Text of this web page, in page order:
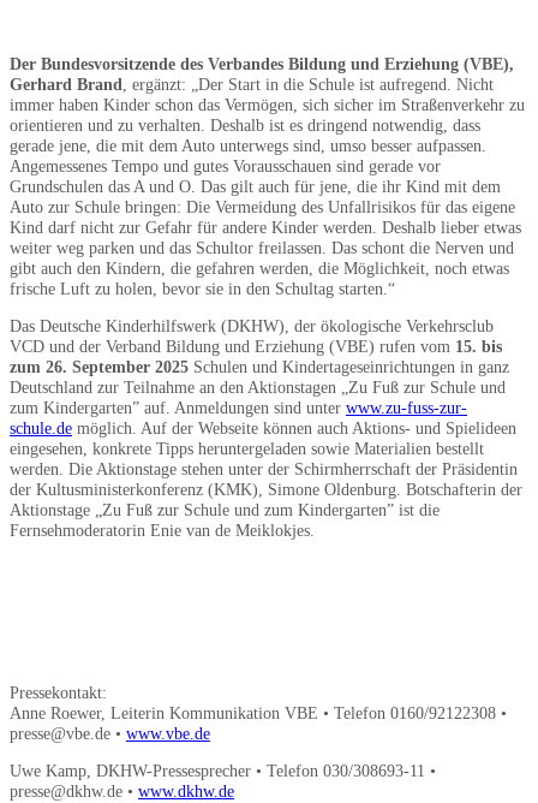
Der Bundesvorsitzende des Verbandes Bildung und Erziehung (VBE),
Gerhard Brand , ergänzt: „Der Start in die Schule ist aufregend. Nicht
immer haben Kinder schon das Vermögen, sich sicher im Straßenverkehr zu
orientieren und zu verhalten. Deshalb ist es dringend notwendig, dass
gerade jene, die mit dem Auto unterwegs sind, umso besser aufpassen.
Angemessenes Tempo und gutes Vorausschauen sind gerade vor
Grundschulen das A und O. Das gilt auch für jene, die ihr Kind mit dem
Auto zur Schule bringen: Die Vermeidung des Unfallrisikos für das eigene
Kind darf nicht zur Gefahr für andere Kinder werden. Deshalb lieber etwas
weiter weg parken und das Schultor freilassen. Das schont die Nerven und
gibt auch den Kindern, die gefahren werden, die Möglichkeit, noch etwas
frische Luft zu holen, bevor sie in den Schultag starten.“
Das Deutsche Kinderhilfswerk (DKHW), der ökologische Verkehrsclub
VCD und der Verband Bildung und Erziehung (VBE) rufen vom 15. bis
zum 26. September 2025 Schulen und Kindertageseinrichtungen in ganz
Deutschland zur Teilnahme an den Aktionstagen „Zu Fuß zur Schule und
zum Kindergarten” auf. Anmeldungen sind unter www.zu-fuss-zur-
schule.de möglich. Auf der Webseite können auch Aktions- und Spielideen
eingesehen, konkrete Tipps heruntergeladen sowie Materialien bestellt
werden. Die Aktionstage stehen unter der Schirmherrschaft der Präsidentin
der Kultusministerkonferenz (KMK), Simone Oldenburg. Botschafterin der
Aktionstage „Zu Fuß zur Schule und zum Kindergarten” ist die
Fernsehmoderatorin Enie van de Meiklokjes.
Pressekontakt:
Anne Roewer, Leiterin Kommunikation VBE • Telefon 0160/92122308 •
presse@vbe.de • www.vbe.de
Uwe Kamp, DKHW-Pressesprecher • Telefon 030/308693-11 •
presse@dkhw.de • www.dkhw.de